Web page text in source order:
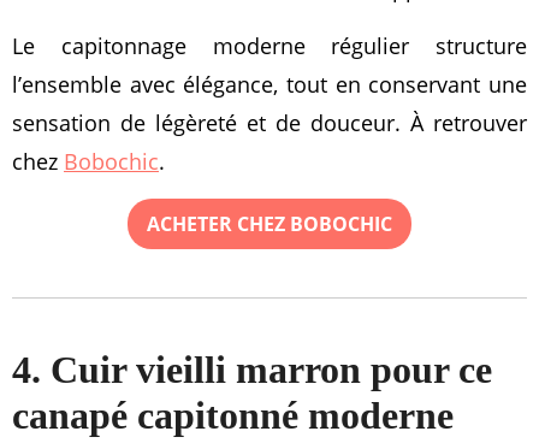
Le capitonnage moderne régulier structure
l’ensemble avec élégance, tout en conservant une
sensation de légèreté et de douceur. À retrouver
chez Bobochic.
ACHETER CHEZ BOBOCHIC
4. Cuir vieilli marron pour ce
canapé capitonné moderne